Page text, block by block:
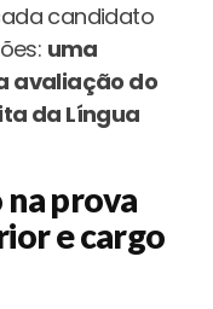
candidato
uma
avaliação do
da Língua
prova
e cargo